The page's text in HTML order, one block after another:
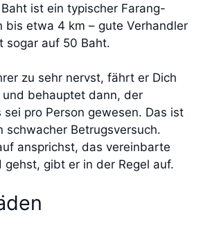
ist ein typischer Farang-
bis etwa 4 km – gute Verhandler
sogar auf 50 Baht.
zu sehr nervst, fährt er Dich
behauptet dann, der
pro Person gewesen. Das ist
schwacher Betrugsversuch.
ansprichst, das vereinbarte
gehst, gibt er in der Regel auf.